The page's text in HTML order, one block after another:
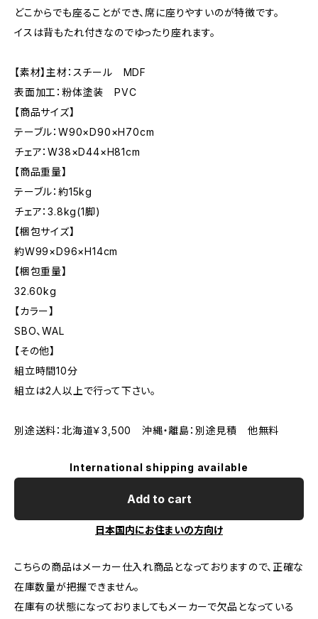
どこからでも座ることができ、席に座りやすいのが特徴です。
イスは背もたれ付きなのでゆったり座れます。
【素材】主材：スチール MDF
表面加工：粉体塗装 PVC
【商品サイズ】
テーブル：W90×D90×H70cm
チェア：W38×D44×H81cm
【商品重量】
テーブル：約15kg
チェア：3.8kg(1脚)
【梱包サイズ】
約W99×D96×H14cm
【梱包重量】
32.60kg
【カラー】
SBO、WAL
【その他】
組立時間10分
組立は2人以上で行って下さい。
別途送料：北海道￥3,500 沖縄・離島：別途見積 他無料
International shipping available
Add to cart
日本国内にお住まいの方向け
こちらの商品はメーカー仕入れ商品となっておりますので、正確な
在庫数量が把握できません。
在庫有の状態になっておりましてもメーカーで欠品となっている